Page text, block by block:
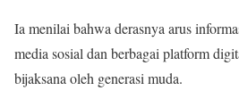
Ia menilai bahwa derasnya arus
media sosial dan berbagai platform
bijaksana oleh generasi muda.